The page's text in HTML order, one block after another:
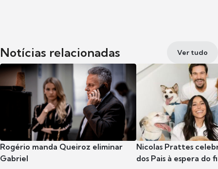
Notícias relacionadas Ver tudo
Rogério manda Queiroz eliminar
Gabriel
Nicolas Prattes
dos Pais à espera do